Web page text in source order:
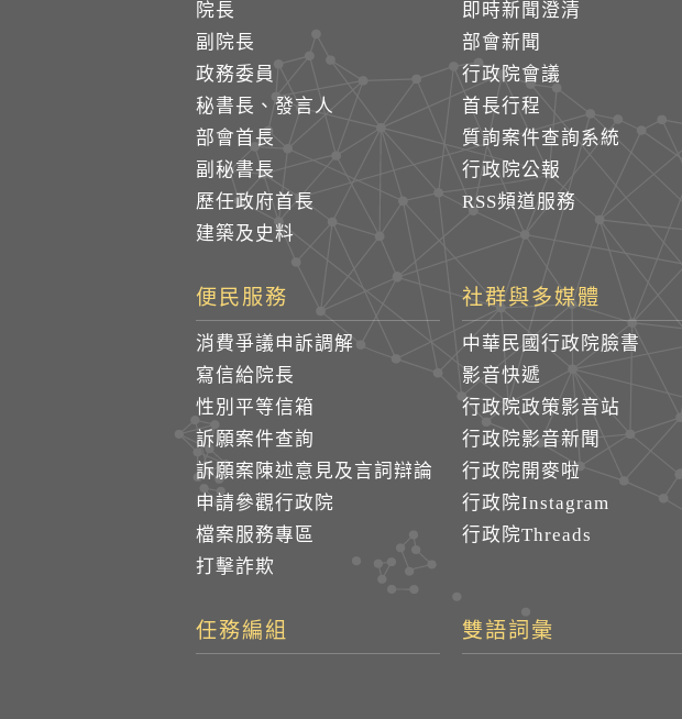
院長
副院長
政務委員
秘書長、發言人
部會首長
副秘書長
歷任政府首長
建築及史料
即時新聞澄清
部會新聞
行政院會議
首長行程
質詢案件查詢系統
行政院公報
RSS頻道服務
便民服務
消費爭議申訴調解
寫信給院長
性別平等信箱
訴願案件查詢
訴願案陳述意見及言詞辯論
申請參觀行政院
檔案服務專區
打擊詐欺
社群與多媒體
中華民國行政院臉書
影音快遞
行政院政策影音站
行政院影音新聞
行政院開麥啦
行政院Instagram
行政院Threads
任務編組 雙語詞彙